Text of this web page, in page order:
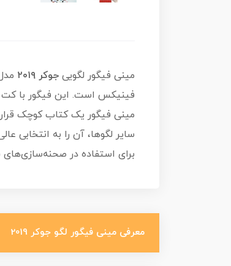
مینی فیگور لگویی جوکر ۲۰۱۹
فینیکس است. این فیگور با کت
مینی فیگور یک کتاب کوچک قرار
برای استفاده در
معرفی مینی فیگور لگو جوکر 2019